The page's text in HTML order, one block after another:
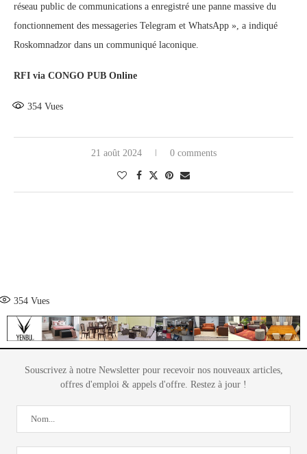
réseau public de communications a enregistré une panne massive du
fonctionnement des messageries Telegram et WhatsApp », a indiqué
Roskomnadzor dans un communiqué laconique.
RFI via CONGO PUB Online
354 Vues
21 août 2024 0 comments
354 Vues
Souscrivez à notre Newsletter pour recevoir nos nouveaux articles,
offres d'emploi & appels d'offre. Restez à jour !